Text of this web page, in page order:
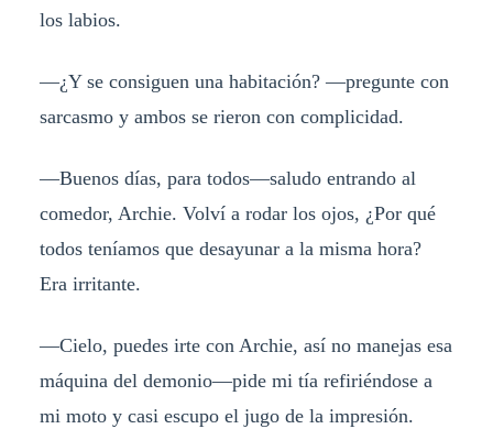
los labios.
—¿Y se consiguen una habitación? —pregunte con
sarcasmo y ambos se rieron con complicidad.
—Buenos días, para todos—saludo entrando al
comedor, Archie. Volví a rodar los ojos, ¿Por qué
todos teníamos que desayunar a la misma hora?
Era irritante.
—Cielo, puedes irte con Archie, así no manejas esa
máquina del demonio—pide mi tía refiriéndose a
mi moto y casi escupo el jugo de la impresión.